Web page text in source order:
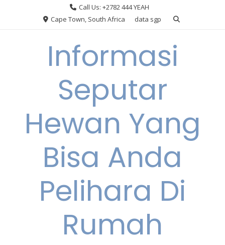
Call Us: +2782 444 YEAH
Cape Town, South Africa
data sgp
Informasi
Seputar
Hewan Yang
Bisa Anda
Pelihara Di
Rumah